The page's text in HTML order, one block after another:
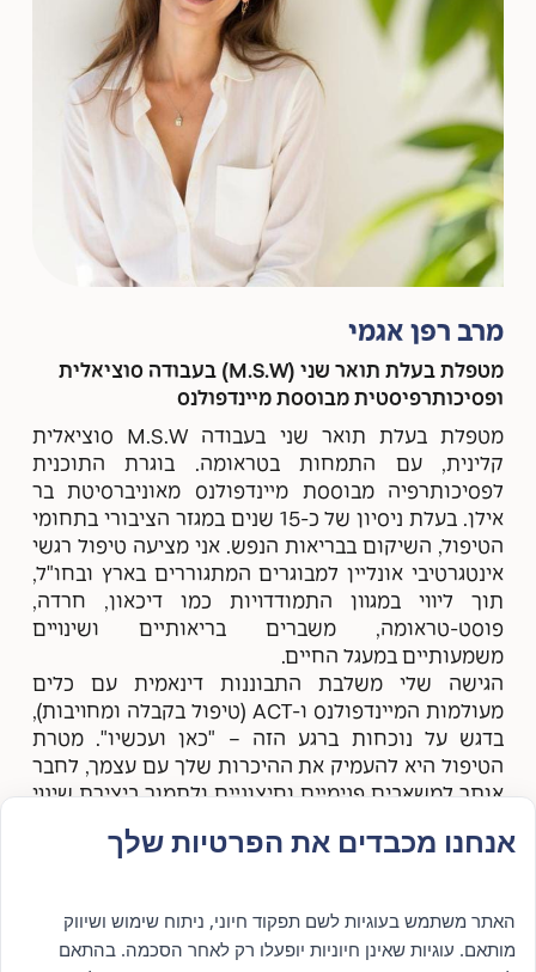
מרב רפן אגמי
מטפלת בעלת תואר שני (M.S.W) בעבודה סוציאלית
ופסיכותרפיסטית מבוססת מיינדפולנס
מטפלת בעלת תואר שני בעבודה M.S.W סוציאלית
קלינית, עם התמחות בטראומה. בוגרת התוכנית
לפסיכותרפיה מבוססת מיינדפולנס מאוניברסיטת בר
אילן. בעלת ניסיון של כ-15 שנים במגזר הציבורי בתחומי
הטיפול, השיקום בבריאות הנפש. אני מציעה טיפול רגשי
אינטגרטיבי אונליין למבוגרים המתגוררים בארץ ובחו"ל,
תוך ליווי במגוון התמודדויות כמו דיכאון, חרדה,
פוסט-טראומה, משברים בריאותיים ושינויים
משמעותיים במעגל החיים.
הגישה שלי משלבת התבוננות דינאמית עם כלים
מעולמות המיינדפולנס ו-ACT (טיפול בקבלה ומחויבות),
בדגש על נוכחות ברגע הזה – "כאן ועכשיו". מטרת
הטיפול היא להעמיק את ההיכרות שלך עם עצמך, לחבר
אותך למשאבים פנימיים וחיצוניים ולתמוך ביצירת שינוי
מיטיב ובהירות רגשית. אני פועלת מתוך מרחב טיפולי
בטוח, קשוב ולא שיפוטי – מקום שמאפשר הקשבה
אנחנו מכבדים את הפרטיות שלך
האתר משתמש בעוגיות לשם תפקוד חיוני, ניתוח שימוש ושיווק
מותאם. עוגיות שאינן חיוניות יופעלו רק לאחר הסכמה. בהתאם